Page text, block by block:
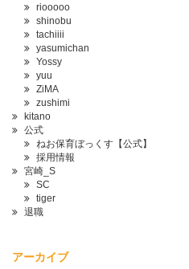
riooooo
shinobu
tachiiii
yasumichan
Yossy
yuu
ZiMA
zushimi
kitano
公式
ねお保育ぼっくす【公式】
採用情報
宮崎_S
SC
tiger
退職
アーカイブ